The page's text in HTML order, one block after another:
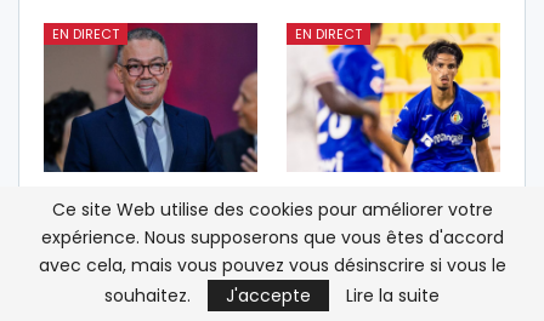
EN DIRECT
La FRMF interdit la
création
d’académies et
d’écoles de football
portant…
EN DIRECT
Le défenseur
marocain Mohamed
Hamdoune titulaire
face à l’Atlético et à…
Ce site Web utilise des cookies pour améliorer votre
expérience. Nous supposerons que vous êtes d'accord
avec cela, mais vous pouvez vous désinscrire si vous le
souhaitez.
J'accepte Lire la suite